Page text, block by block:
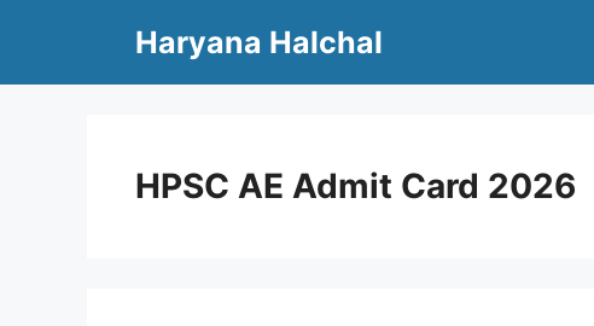
Haryana Halchal
HPSC AE Admit Card 2026